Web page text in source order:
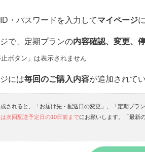
・パスワードを入力してマイページ
で、定期プランの内容確認、変更、
ボタン」は表示されません
には毎回のご購入内容が追加されて
成されると、「お届け先・配送日の変更」、「定期プ
次回配送予定日の10日前までにお願いします。「最新